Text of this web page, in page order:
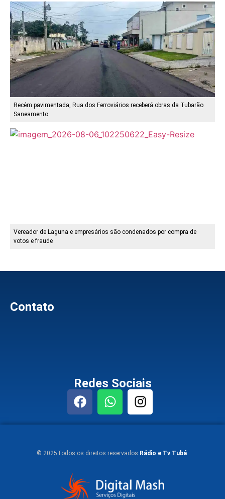
Recém pavimentada, Rua dos Ferroviários receberá obras da Tubarão
Saneamento
Vereador de Laguna e empresários são condenados por compra de
votos e fraude
Contato
Redes Sociais
© 2025Todos os direitos reservados Rádio e Tv Tubá.